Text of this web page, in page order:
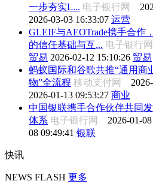
一步夯实L... 电子银行网
2026-03-03 16:33:07 运营
GLEIF与AEOTrade携手合作
的信任基础与互... 电子银行
贸易 2026-02-12 15:10:26 贸易
蚂蚁国际和谷歌共推“通用商
物”全流程 移动支付网
2026-01-13 09:53:27 商业
中国银联携手合作伙伴共同
体系 电子银行网 2026-01-
08 09:49:41 银联
快讯
NEWS FLASH 更多